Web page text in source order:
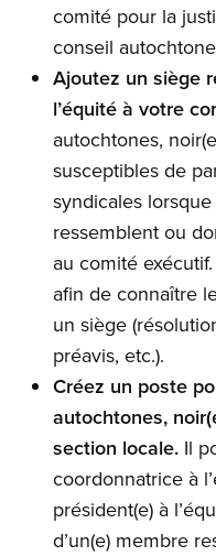
comité pour la
conseil
Ajoutez un siège
l’équité à votre
autochtones,
susceptibles de
syndicales
ressemblent ou
au comité
afin de connaître
un siège
préavis, etc.).
Créez un poste
autochtones,
section locale. Il
coordonnatrice à
président(e) à
d’un(e) membre